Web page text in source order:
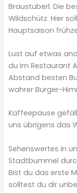
Braustuberl. Die
Wildschütz. Hier
Hauptsaison
Lust auf etwas
du im Restaurant
Abstand besten
wahrer Burger-
Kaffeepause
uns übrigens das
Sehenswertes in
Stadtbummel
Bist du das erste
solltest du dir